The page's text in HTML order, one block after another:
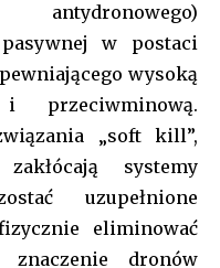
w postaci
wysoką
przeciwminową.
„soft kill”,
systemy
uzupełnione
eliminować
znaczenie dronów